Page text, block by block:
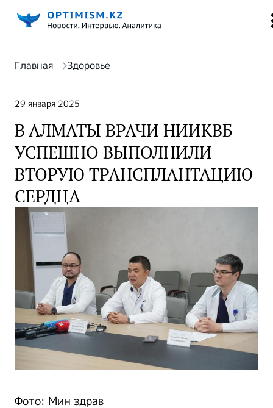
Главная Здоровье
29 января 2025
В АЛМАТЫ ВРАЧИ НИИКВБ
УСПЕШНО ВЫПОЛНИЛИ
ВТОРУЮ ТРАНСПЛАНТАЦИЮ
СЕРДЦА
Фото: Мин здрав